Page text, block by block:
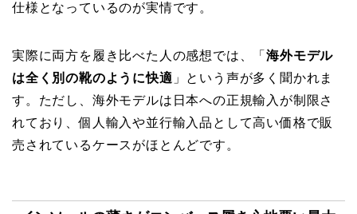
仕様となっているのが実情です。
実際に両方を履き比べた人の感想では、「海外モデル
は全く別の靴のように快適 」という声が多く聞かれま
す。ただし、海外モデルは日本への正規輸入が制限さ
れており、個人輸入や並行輸入品として高い価格で販
売されているケースがほとんどです。